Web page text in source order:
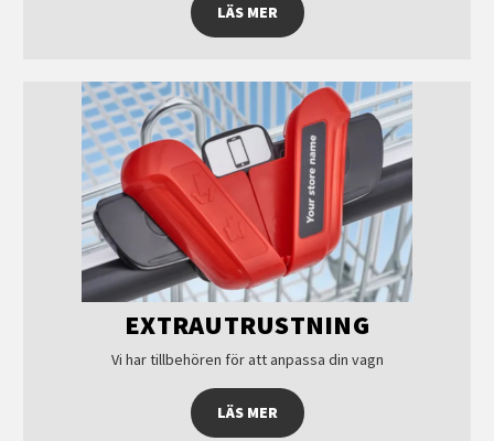
LÄS MER
EXTRAUTRUSTNING
Vi har tillbehören för att anpassa din vagn
LÄS MER